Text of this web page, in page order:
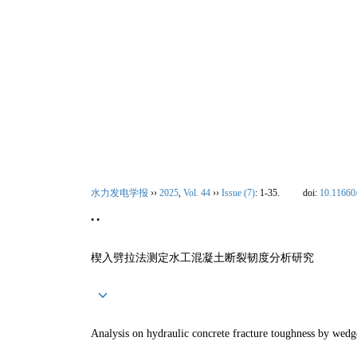
水力发电学报 ›› 2025, Vol. 44 ›› Issue (7): 1-35. doi:
• •
楔入劈拉法测定水工混凝土断裂韧度分析研究
Analysis on hydraulic concrete fracture toughness by